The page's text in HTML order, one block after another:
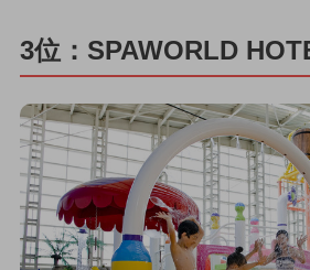
3位：SPAWORLD